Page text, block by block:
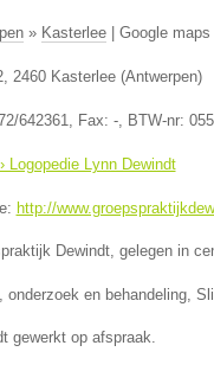
» Kasterlee| Google maps
, 2460 Kasterlee(Antwerpen)
642361, Fax: -, BTW-nr:
Logopedie Lynn Dewindt
http://
Dewindt, gelegen in
onderzoek en behandeling,
gewerkt op afspraak.